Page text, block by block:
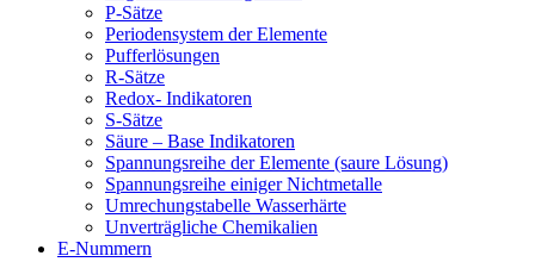
P-Sätze
Periodensystem der Elemente
Pufferlösungen
R-Sätze
Redox- Indikatoren
S-Sätze
Säure – Base Indikatoren
Spannungsreihe der Elemente (saure Lösung)
Spannungsreihe einiger Nichtmetalle
Umrechungstabelle Wasserhärte
Unverträgliche Chemikalien
E-Nummern